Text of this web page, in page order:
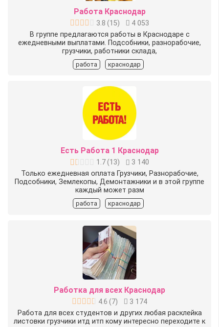
Работа Краснодар
3.8 (15)
4 053
В группе предлагаются работы в Краснодаре с
ежедневными выплатами. Подсобники, разнорабочие,
грузчики, работники склада,
работа краснодар
Есть Работа 1 Краснодар
1.7(13)
3 140
Только ежедневная оплата Грузчики, Разнорабочие,
Подсобники, Землекопы, Демонтажники и в этой группе
каждый может разм
работа краснодар
Работка для всех Краснодар
4.6 (7)
3 174
Работа для всех студентов и других любая расклейка
листовки грузчики итд итп кому интересно переходите к